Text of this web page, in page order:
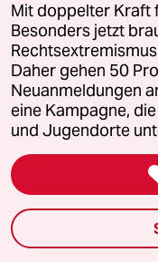
Kantine
Shop
Anzeigen
Fragen & Hilfe
Feedback
Mit doppelter Kraft
Besonders jetzt
Daher gehen 50
Neuanmeldungen
eine Kampagne,
und Jugendorte